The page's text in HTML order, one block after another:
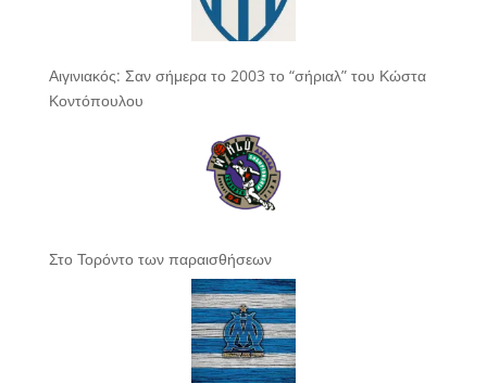
Αιγινιακός: Σαν σήμερα το 2003 το “σήριαλ” του Κώστα
Κοντόπουλου
Στο Τορόντο των παραισθήσεων